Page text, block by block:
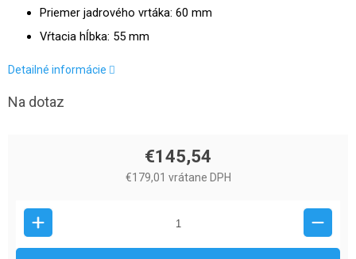
Priemer jadrového vrtáka: 60 mm
Vŕtacia hĺbka: 55 mm
Detailné informácie
Na dotaz
€145,54
€179,01 vrátane DPH